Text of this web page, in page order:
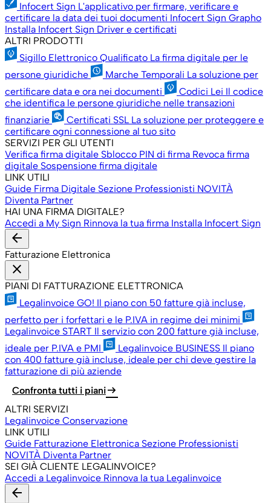
Infocert Sign L'applicativo per firmare, verificare e
certificare la data dei tuoi documenti Infocert Sign Grapho
Installa Infocert Sign Driver e certificati
ALTRI PRODOTTI
Sigillo Elettronico Qualificato La firma digitale per le
persone giuridiche
Marche Temporali La soluzione per
certificare data e ora nei documenti
Codici Lei Il codice
che identifica le persone giuridiche nelle transazioni
finanziarie
Certificati SSL La soluzione per proteggere e
certificare ogni connessione al tuo sito
SERVIZI PER GLI UTENTI
Verifica firma digitale Sblocco PIN di firma Revoca firma
digitale Sospensione firma digitale
LINK UTILI
Guide Firma Digitale Sezione Professionisti NOVITÀ
Diventa Partner
HAI UNA FIRMA DIGITALE?
Accedi a My Sign Rinnova la tua firma Installa Infocert Sign
arrow_back
Fatturazione Elettronica
close
PIANI DI FATTURAZIONE ELETTRONICA
Legalinvoice GO! Il piano con 50 fatture già incluse,
perfetto per i forfettari e le P.IVA in regime dei minimi
Legalinvoice START Il servizio con 200 fatture già incluse,
ideale per P.IVA e PMI
Legalinvoice BUSINESS Il piano
con 400 fatture già incluse, ideale per chi deve gestire la
fatturazione di più aziende
Confronta tutti i pianiarrow_right_alt
ALTRI SERVIZI
Legalinvoice Conservazione
LINK UTILI
Guide Fatturazione Elettronica Sezione Professionisti
NOVITÀ Diventa Partner
SEI GIÀ CLIENTE LEGALINVOICE?
Accedi a Legalinvoice Rinnova la tua Legalinvoice
arrow_back